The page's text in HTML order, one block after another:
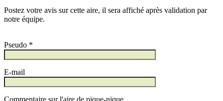
Postez votre avis sur cette aire, il sera affiché après validation par
notre équipe.
Pseudo *
E-mail